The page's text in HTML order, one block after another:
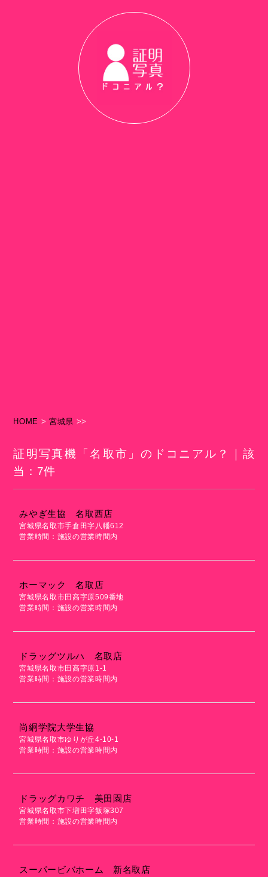
HOME > 宮城県 >>
証明写真機「名取市」のドコニアル？｜該
当：7件
みやぎ生協 名取西店
宮城県名取市手倉田字八幡612
営業時間：施設の営業時間内
ホーマック 名取店
宮城県名取市田高字原509番地
営業時間：施設の営業時間内
ドラッグツルハ 名取店
宮城県名取市田高字原1-1
営業時間：施設の営業時間内
尚絅学院大学生協
宮城県名取市ゆりが丘4-10-1
営業時間：施設の営業時間内
ドラッグカワチ 美田園店
宮城県名取市下増田字飯塚307
営業時間：施設の営業時間内
スーパービバホーム 新名取店